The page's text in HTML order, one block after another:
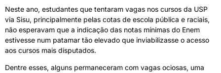
Neste ano, estudantes que tentaram vagas nos cursos da USP
via Sisu, principalmente pelas cotas de escola pública e raciais,
não esperavam que a indicação das notas mínimas do Enem
estivesse num patamar tão elevado que inviabilizasse o acesso
aos cursos mais disputados.
Dentre esses, alguns permaneceram com vagas ociosas, uma